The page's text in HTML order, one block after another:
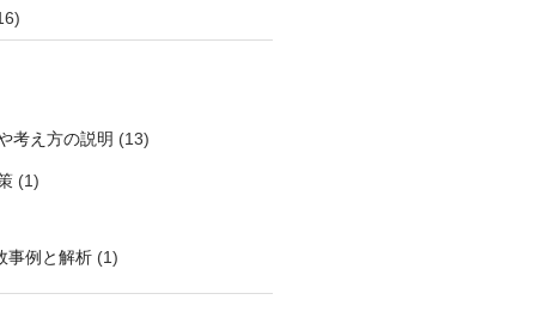
考え方の説明 (13)
(1)
事例と解析(1)